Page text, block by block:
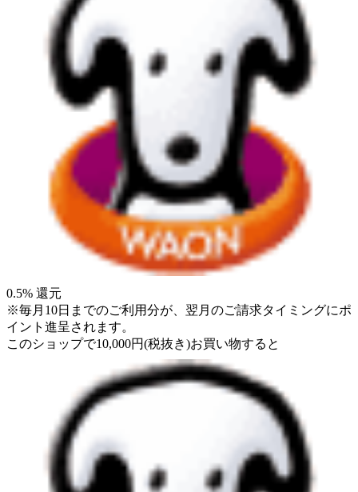
0.5% 還元
※毎月10日までのご利用分が、翌月のご請求タイミングにポ
イント進呈されます。
このショップで10,000円(税抜き)お買い物すると